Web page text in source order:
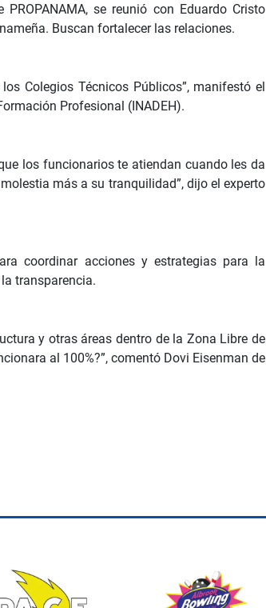
se reunió con Eduardo Cristo
Buscan fortalecer las relaciones.
Colegios Técnicos Públicos”, manifestó el
Profesional (INADEH).
los funcionarios te atiendan cuando les da
más a su tranquilidad”, dijo el experto
coordinar acciones y estrategias para la
transparencia.
y otras áreas dentro de la Zona Libre de
al 100%?”, comentó Dovi Eisenman de